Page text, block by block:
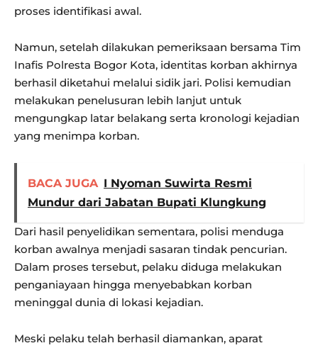
proses identifikasi awal.
Namun, setelah dilakukan pemeriksaan bersama Tim
Inafis Polresta Bogor Kota, identitas korban akhirnya
berhasil diketahui melalui sidik jari. Polisi kemudian
melakukan penelusuran lebih lanjut untuk
mengungkap latar belakang serta kronologi kejadian
yang menimpa korban.
BACA JUGA I Nyoman Suwirta Resmi
Mundur dari Jabatan Bupati Klungkung
Dari hasil penyelidikan sementara, polisi menduga
korban awalnya menjadi sasaran tindak pencurian.
Dalam proses tersebut, pelaku diduga melakukan
penganiayaan hingga menyebabkan korban
meninggal dunia di lokasi kejadian.
Meski pelaku telah berhasil diamankan, aparat